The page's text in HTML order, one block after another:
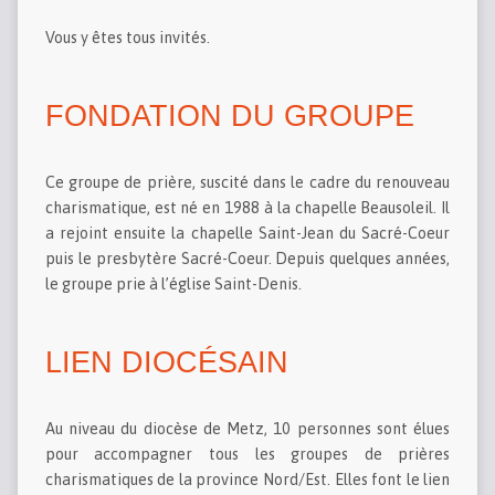
Vous y êtes tous invités.
FONDATION DU GROUPE
Ce groupe de prière, suscité dans le cadre du renouveau
charismatique, est né en 1988 à la chapelle Beausoleil. Il
a rejoint ensuite la chapelle Saint-Jean du Sacré-Coeur
puis le presbytère Sacré-Coeur. Depuis quelques années,
le groupe prie à l’église Saint-Denis.
LIEN DIOCÉSAIN
Au niveau du diocèse de Metz, 10 personnes sont élues
pour accompagner tous les groupes de prières
charismatiques de la province Nord/Est. Elles font le lien